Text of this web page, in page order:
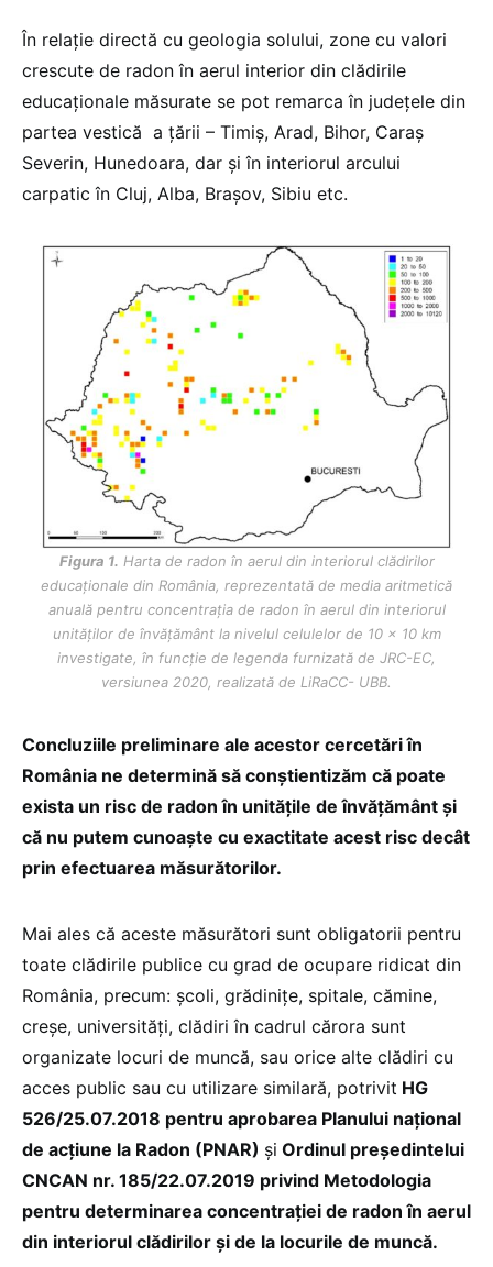
În relaţie directă cu geologia solului, zone cu valori
crescute de radon în aerul interior din clădirile
educaţionale măsurate se pot remarca în judeţele din
partea vestică a ţării – Timiş, Arad, Bihor, Caraş
Severin, Hunedoara, dar şi în interiorul arcului
carpatic în Cluj, Alba, Braşov, Sibiu etc.
Figura 1. Harta de radon în aerul din interiorul clădirilor
educaţionale din România, reprezentată de media aritmetică
anuală pentru concentraţia de radon în aerul din interiorul
unităţilor de învăţământ la nivelul celulelor de 10 x 10 km
investigate, în funcţie de legenda furnizată de JRC-EC,
versiunea 2020, realizată de LiRaCC- UBB.
Concluziile preliminare ale acestor cercetări în
România ne determină să conştientizăm că poate
exista un risc de radon în unităţile de învăţământ şi
că nu putem cunoaşte cu exactitate acest risc decât
prin efectuarea măsurătorilor.
Mai ales că aceste măsurători sunt obligatorii pentru
toate clădirile publice cu grad de ocupare ridicat din
România, precum: şcoli, grădiniţe, spitale, cămine,
creșe, universități, clădiri în cadrul cărora sunt
organizate locuri de muncă, sau orice alte clădiri cu
acces public sau cu utilizare similară, potrivit HG
526/25.07.2018 pentru aprobarea Planului naţional
de acţiune la Radon (PNAR) şi Ordinul preşedintelui
CNCAN nr. 185/22.07.2019 privind Metodologia
pentru determinarea concentraţiei de radon în aerul
din interiorul clădirilor şi de la locurile de muncă.